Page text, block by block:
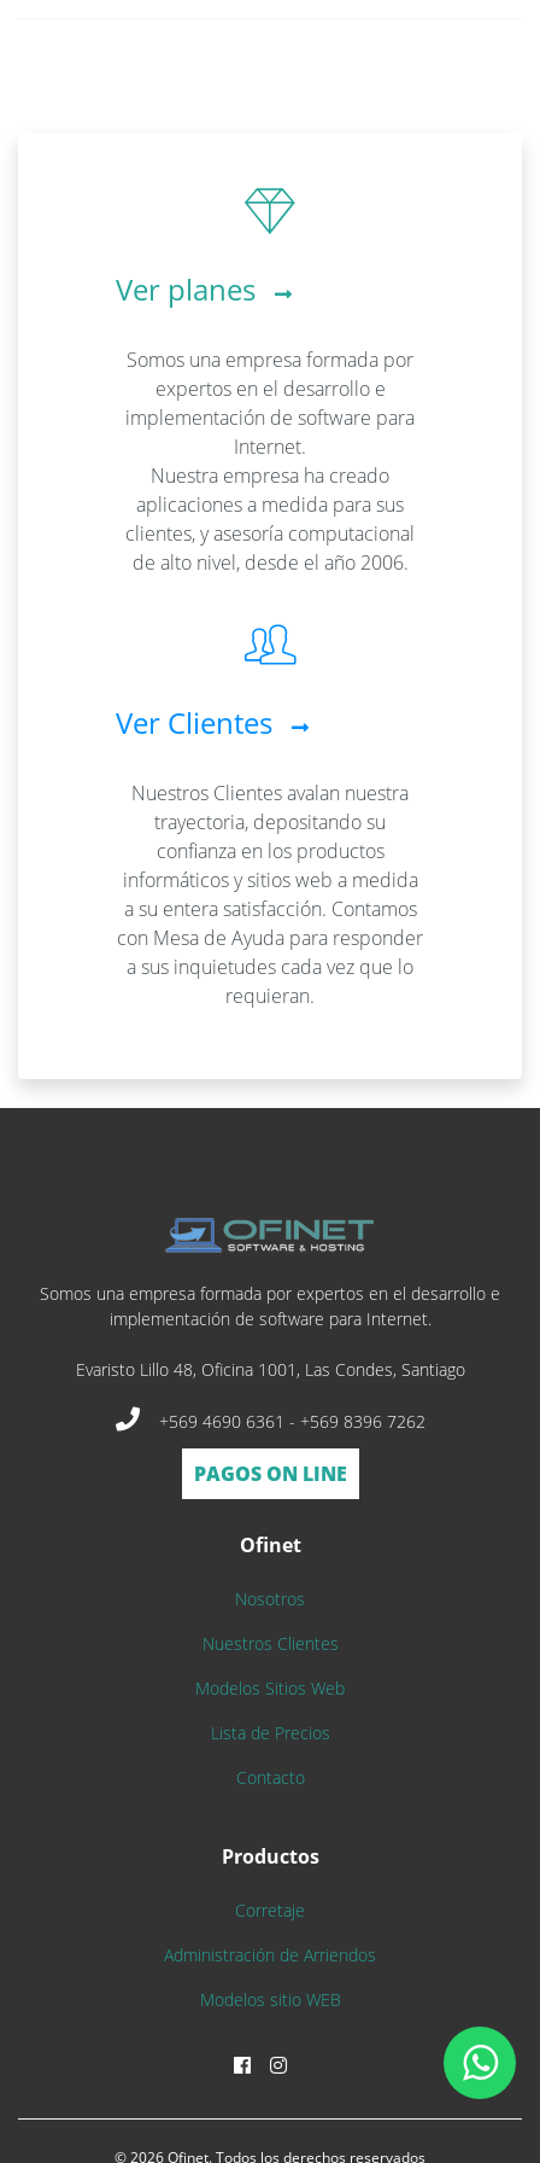
Ver planes
Somos una empresa formada por
expertos en el desarrollo e
implementación de software para
Internet.
Nuestra empresa ha creado
aplicaciones a medida para sus
clientes, y asesoría computacional
de alto nivel, desde el año 2006.
Ver Clientes
Nuestros Clientes avalan nuestra
trayectoria, depositando su
confianza en los productos
informáticos y sitios web a medida
a su entera satisfacción. Contamos
con Mesa de Ayuda para responder
a sus inquietudes cada vez que lo
requieran.
Somos una empresa formada por expertos en el desarrollo e
implementación de software para Internet.
Evaristo Lillo 48, Oficina 1001, Las Condes, Santiago
+569 4690 6361 - +569 8396 7262
PAGOS ON LINE
Ofinet
Nosotros
Nuestros Clientes
Modelos Sitios Web
Lista de Precios
Contacto
Productos
Corretaje
Administración de Arriendos
Modelos sitio WEB
© 2026 Ofinet. Todos los derechos reservados